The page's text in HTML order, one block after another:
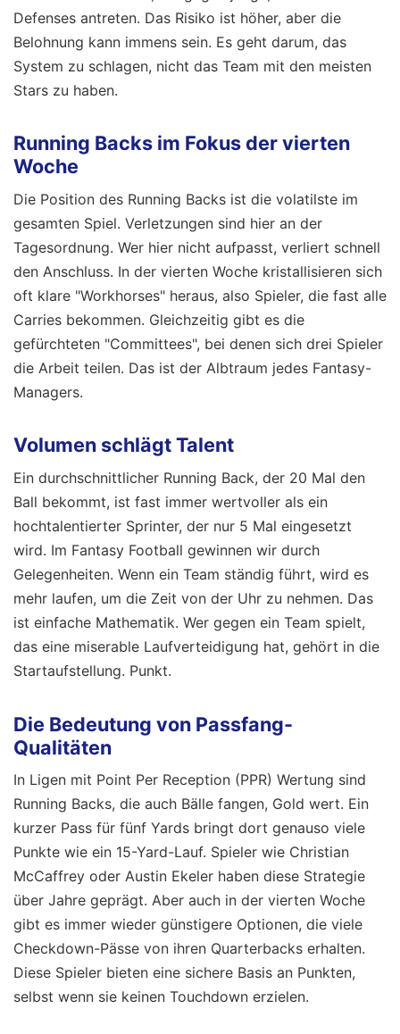
Defenses antreten. Das Risiko ist höher, aber die
Belohnung kann immens sein. Es geht darum, das
System zu schlagen, nicht das Team mit den meisten
Stars zu haben.
Running Backs im Fokus der vierten
Woche
Die Position des Running Backs ist die volatilste im
gesamten Spiel. Verletzungen sind hier an der
Tagesordnung. Wer hier nicht aufpasst, verliert schnell
den Anschluss. In der vierten Woche kristallisieren sich
oft klare "Workhorses" heraus, also Spieler, die fast alle
Carries bekommen. Gleichzeitig gibt es die
gefürchteten "Committees", bei denen sich drei Spieler
die Arbeit teilen. Das ist der Albtraum jedes Fantasy-
Managers.
Volumen schlägt Talent
Ein durchschnittlicher Running Back, der 20 Mal den
Ball bekommt, ist fast immer wertvoller als ein
hochtalentierter Sprinter, der nur 5 Mal eingesetzt
wird. Im Fantasy Football gewinnen wir durch
Gelegenheiten. Wenn ein Team ständig führt, wird es
mehr laufen, um die Zeit von der Uhr zu nehmen. Das
ist einfache Mathematik. Wer gegen ein Team spielt,
das eine miserable Laufverteidigung hat, gehört in die
Startaufstellung. Punkt.
Die Bedeutung von Passfang-
Qualitäten
In Ligen mit Point Per Reception (PPR) Wertung sind
Running Backs, die auch Bälle fangen, Gold wert. Ein
kurzer Pass für fünf Yards bringt dort genauso viele
Punkte wie ein 15-Yard-Lauf. Spieler wie Christian
McCaffrey oder Austin Ekeler haben diese Strategie
über Jahre geprägt. Aber auch in der vierten Woche
gibt es immer wieder günstigere Optionen, die viele
Checkdown-Pässe von ihren Quarterbacks erhalten.
Diese Spieler bieten eine sichere Basis an Punkten,
selbst wenn sie keinen Touchdown erzielen.